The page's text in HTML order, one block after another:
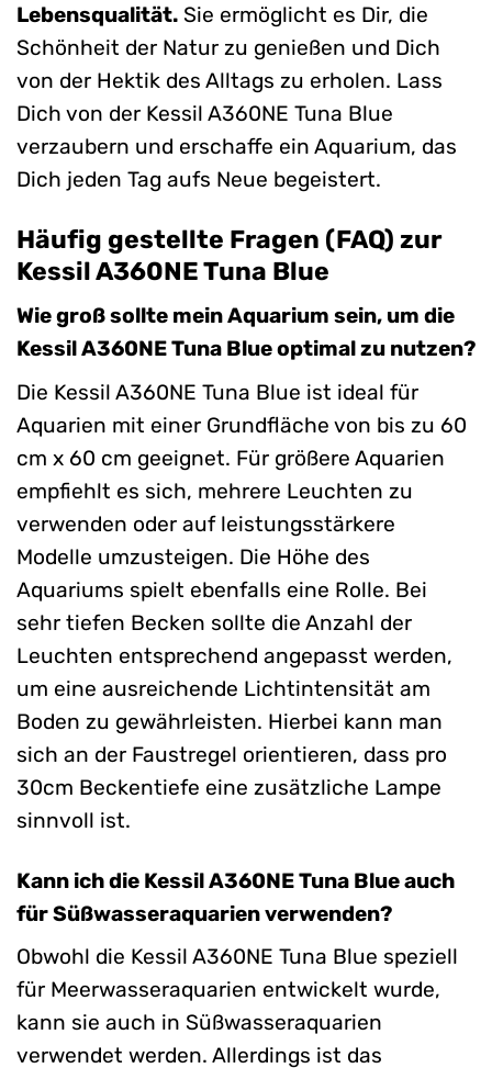
Lebensqualität. Sie ermöglicht es Dir, die
Schönheit der Natur zu genießen und Dich
von der Hektik des Alltags zu erholen. Lass
Dich von der Kessil A360NE Tuna Blue
verzaubern und erschaffe ein Aquarium, das
Dich jeden Tag aufs Neue begeistert.
Häufig gestellte Fragen (FAQ) zur
Kessil A360NE Tuna Blue
Wie groß sollte mein Aquarium sein, um die
Kessil A360NE Tuna Blue optimal zu nutzen?
Die Kessil A360NE Tuna Blue ist ideal für
Aquarien mit einer Grundfläche von bis zu 60
cm x 60 cm geeignet. Für größere Aquarien
empfiehlt es sich, mehrere Leuchten zu
verwenden oder auf leistungsstärkere
Modelle umzusteigen. Die Höhe des
Aquariums spielt ebenfalls eine Rolle. Bei
sehr tiefen Becken sollte die Anzahl der
Leuchten entsprechend angepasst werden,
um eine ausreichende Lichtintensität am
Boden zu gewährleisten. Hierbei kann man
sich an der Faustregel orientieren, dass pro
30cm Beckentiefe eine zusätzliche Lampe
sinnvoll ist.
Kann ich die Kessil A360NE Tuna Blue auch
für Süßwasseraquarien verwenden?
Obwohl die Kessil A360NE Tuna Blue speziell
für Meerwasseraquarien entwickelt wurde,
kann sie auch in Süßwasseraquarien
verwendet werden. Allerdings ist das